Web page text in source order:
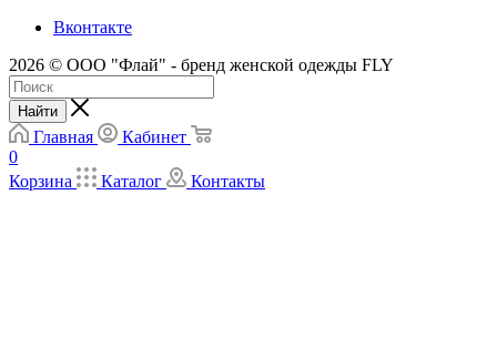
Вконтакте
2026 © ООО "Флай" - бренд женской одежды FLY
Найти
Главная
Кабинет
0
Корзина
Каталог Контакты